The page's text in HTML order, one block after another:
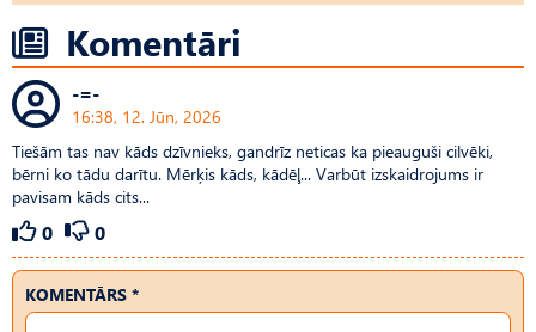
Komentāri
-=-
16:38, 12. Jūn, 2026
Tiešām tas nav kāds dzīvnieks, gandrīz neticas ka pieauguši cilvēki,
bērni ko tādu darītu. Mērķis kāds, kādēļ... Varbūt izskaidrojums ir
pavisam kāds cits...
0 0
KOMENTĀRS *